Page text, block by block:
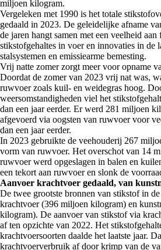
miljoen kilogram.
Vergeleken met 1990 is het totale
gedaald in 2023. De geleidelijke afname
de jaren hangt samen met een veelheid
stikstofgehaltes in voer en innovaties in de
stalsystemen en emissiearme bemesting.
Vrij natte zomer zorgt meer voor opname
Doordat de zomer van 2023 vrij nat was,
ruwvoer zoals kuil- en weidegras hoog.
weersomstandigheden viel het
dan een jaar eerder. Er werd 281 miljoen
afgevoerd via oogsten van ruwvoer voor
dan een jaar eerder.
In 2023 gebruikte de veehouderij 267
vorm van ruwvoer. Het overschot van 14
ruwvoer werd opgeslagen in balen en
een tekort aan ruwvoer en slonk de
Aanvoer krachtvoer gedaald, van
De twee grootste bronnen van stikstof in
krachtvoer (396 miljoen kilogram) en
kilogram). De aanvoer van stikstof via
af ten opzichte van 2022. Het
krachtvoersoorten daalde het laatste jaar.
krachtvoerverbruik af door krimp van de